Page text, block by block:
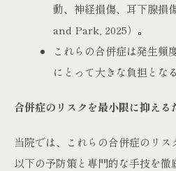
動、神経損傷、耳下腺損
and Park, 2025）。
これらの合併症は発生頻
にとって大きな負担とな
合併症のリスクを最小限に抑える
当院では、これらの合併症のリス
以下の予防策と専門的な手技を徹